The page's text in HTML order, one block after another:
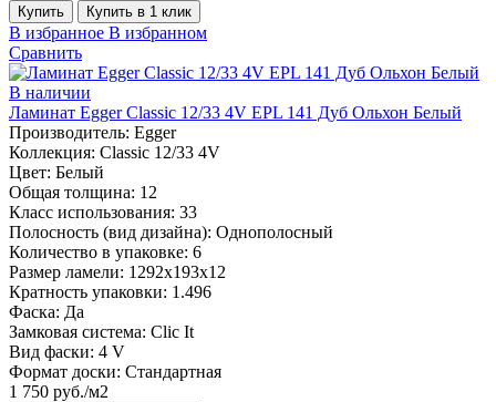
Купить Купить в 1 клик
В избранное В избранном
Сравнить
В наличии
Ламинат Egger Classic 12/33 4V EPL 141 Дуб Ольхон Белый
Производитель: Egger
Коллекция: Classic 12/33 4V
Цвет: Белый
Общая толщина: 12
Класс использования: 33
Полосность (вид дизайна): Однополосный
Количество в упаковке: 6
Размер ламели: 1292х193х12
Кратность упаковки: 1.496
Фаска: Да
Замковая система: Clic It
Вид фаски: 4 V
Формат доски: Стандартная
1 750 руб./м2